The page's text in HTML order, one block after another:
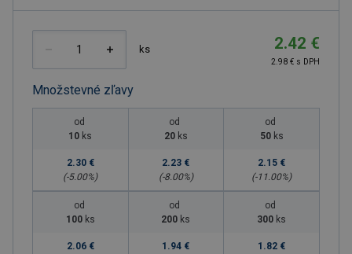
ks 2.42 €
2.98 € s DPH
Množstevné zľavy
od
10 ks
2.30 €
(-5.00%)
od
20 ks
2.23 €
(-8.00%)
od
50 ks
2.15 €
(-11.00%)
od
100 ks
2.06 €
od
200 ks
1.94 €
od
300 ks
1.82 €